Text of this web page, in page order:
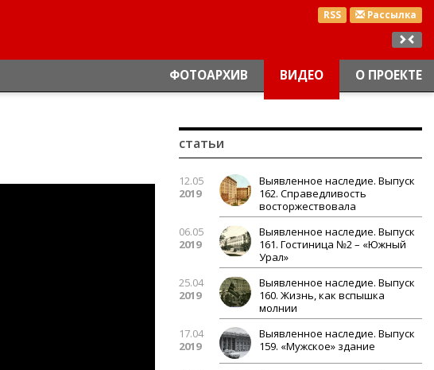
RSS Рассылка
ФОТОАРХИВ ВИДЕО О ПРОЕКТЕ
статьи
12.05
2019
Выявленное наследие. Выпуск
162. Справедливость
восторжествовала
06.05
2019
Выявленное наследие. Выпуск
161. Гостиница №2 – «Южный
Урал»
25.04
2019
Выявленное наследие. Выпуск
160. Жизнь, как вспышка
молнии
17.04
2019
Выявленное наследие. Выпуск
159. «Мужское» здание